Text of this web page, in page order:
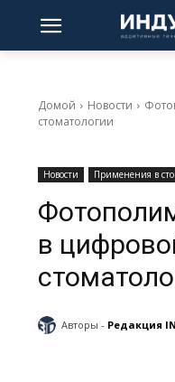
Домой Новости
стоматологии
Новости Применения в
в
Авторы - Редакция